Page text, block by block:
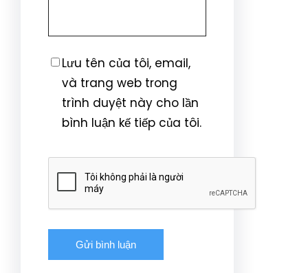
Lưu tên của tôi, email,
và trang web trong
trình duyệt này cho lần
bình luận kế tiếp của tôi.